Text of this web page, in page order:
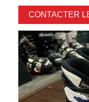
CONTACTER